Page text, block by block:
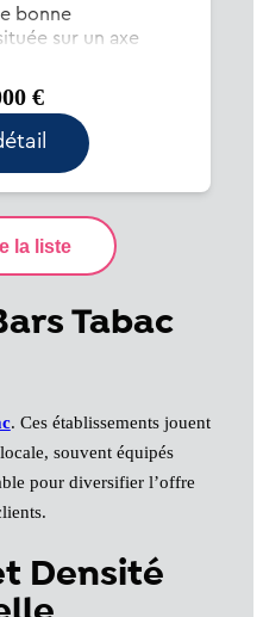
bonne
sur un axe
Bon visuel et accès
. Activité de...
€
Tabac
. Ces établissements jouent
souvent équipés
pour diversifier l’offre
Densité